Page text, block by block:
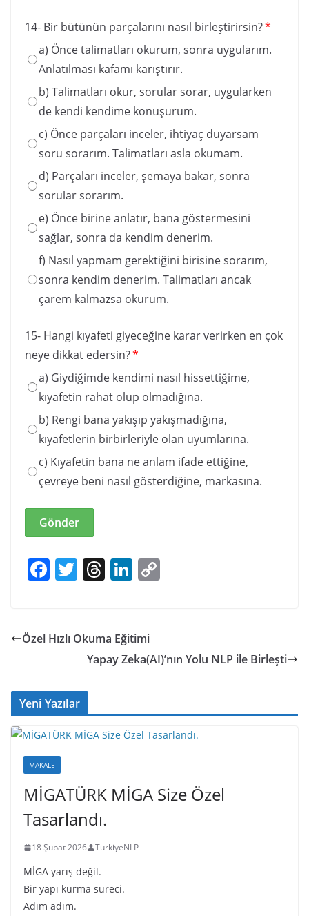
14- Bir bütünün parçalarını nasıl birleştirirsin?*
a) Önce talimatları okurum, sonra uygularım.
Anlatılması kafamı karıştırır.
b) Talimatları okur, sorular sorar, uygularken
de kendi kendime konuşurum.
c) Önce parçaları inceler, ihtiyaç duyarsam
soru sorarım. Talimatları asla okumam.
d) Parçaları inceler, şemaya bakar, sonra
sorular sorarım.
e) Önce birine anlatır, bana göstermesini
sağlar, sonra da kendim denerim.
f) Nasıl yapmam gerektiğini birisine sorarım,
sonra kendim denerim. Talimatları ancak
çarem kalmazsa okurum.
15- Hangi kıyafeti giyeceğine karar verirken en çok
neye dikkat edersin?*
a) Giydiğimde kendimi nasıl hissettiğime,
kıyafetin rahat olup olmadığına.
b) Rengi bana yakışıp yakışmadığına,
kıyafetlerin birbirleriyle olan uyumlarına.
c) Kıyafetin bana ne anlam ifade ettiğine,
çevreye beni nasıl gösterdiğine, markasına.
Gönder
F
e
o
k
T
er
T
a
d
Li
e
dI Li
Özel Hızlı Okuma Eğitimi
Yapay Zeka(AI)’nın Yolu NLP ile Birleşti
Yeni Yazılar
MAKALE
MİGATÜRK MİGA Size Özel
Tasarlandı.
18 Şubat 2026 TurkiyeNLP
MİGA yarış değil.
Bir yapı kurma süreci.
Adım adım.